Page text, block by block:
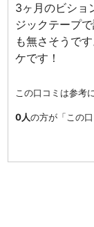
3ヶ月のビショ
ジックテープ
も無さそうで
ケです！
この口コミは参考
0人の方が「この